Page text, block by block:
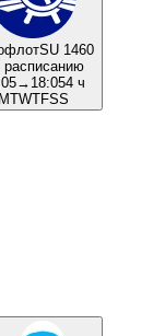
SU 1460
расписанию
→ 18:054 ч
MTWTFSS